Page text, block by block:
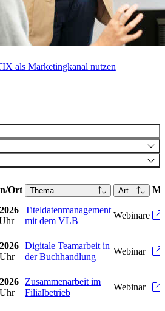
als Marketingkanal nutzen
Ort Thema Art
Titeldatenmanagement
mit dem VLB
Webinare
Digitale Teamarbeit in
der Buchhandlung
Webinar
Zusammenarbeit im
Filialbetrieb
Webinar